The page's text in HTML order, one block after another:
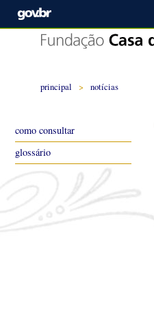
principal > notícias
como consultar
glossário